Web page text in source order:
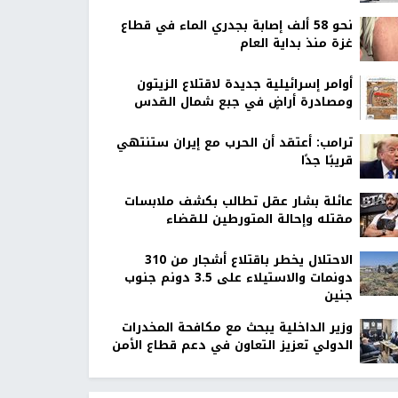
نحو 58 ألف إصابة بجدري الماء في قطاع
غزة منذ بداية العام
أوامر إسرائيلية جديدة لاقتلاع الزيتون
ومصادرة أراضٍ في جبع شمال القدس
ترامب: أعتقد أن الحرب مع إيران ستنتهي
قريبًا جدًا
عائلة بشار عقل تطالب بكشف ملابسات
مقتله وإحالة المتورطين للقضاء
الاحتلال يخطر باقتلاع أشجار من 310
دونمات والاستيلاء على 3.5 دونم جنوب
جنين
وزير الداخلية يبحث مع مكافحة المخدرات
الدولي تعزيز التعاون في دعم قطاع الأمن